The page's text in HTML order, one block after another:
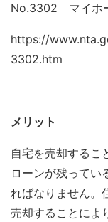
No.3302 マイホ
https://
3302.htm
メリット
自宅を売却するこ
ローンが残ってい
ればなりません。
売却することによ